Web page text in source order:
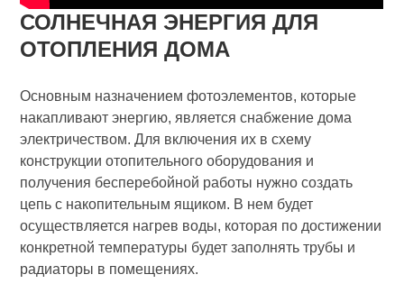
СОЛНЕЧНАЯ ЭНЕРГИЯ ДЛЯ
ОТОПЛЕНИЯ ДОМА
Основным назначением фотоэлементов, которые
накапливают энергию, является снабжение дома
электричеством. Для включения их в схему
конструкции отопительного оборудования и
получения бесперебойной работы нужно создать
цепь с накопительным ящиком. В нем будет
осуществляется нагрев воды, которая по достижении
конкретной температуры будет заполнять трубы и
радиаторы в помещениях.